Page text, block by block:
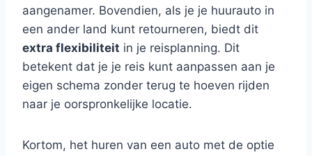
aangenamer. Bovendien, als je je huurauto in
een ander land kunt retourneren, biedt dit
extra flexibiliteit in je reisplanning. Dit
betekent dat je je reis kunt aanpassen aan je
eigen schema zonder terug te hoeven rijden
naar je oorspronkelijke locatie.
Kortom, het huren van een auto met de optie